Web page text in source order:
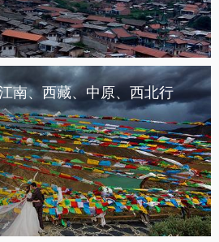
南、西藏、中原、西北行